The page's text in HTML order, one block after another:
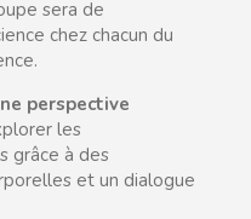
sera de
chez chacun du
perspective
les
grâce à des
et un dialogue